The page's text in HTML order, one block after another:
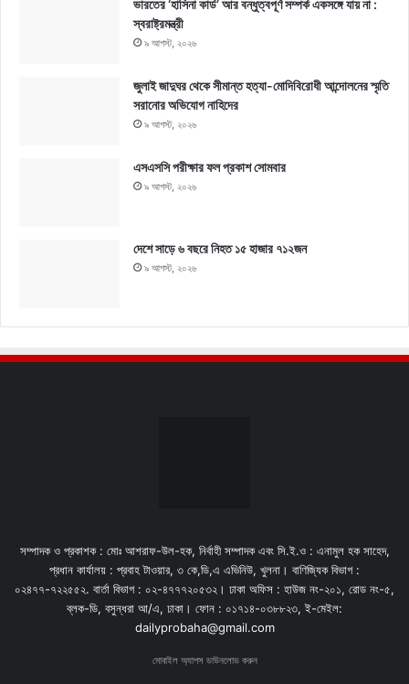
ভারতের ‘হাসিনা কার্ড’ আর বন্ধুত্বপূর্ণ সম্পর্ক একসঙ্গে যায় না :
স্বরাষ্ট্রমন্ত্রী
৯ আগস্ট, ২০২৬
জুলাই জাদুঘর থেকে সীমান্ত হত্যা-মোদিবিরোধী আন্দোলনের স্মৃতি
সরানোর অভিযোগ নাহিদের
৯ আগস্ট, ২০২৬
এসএসসি পরীক্ষার ফল প্রকাশ সোমবার
৯ আগস্ট, ২০২৬
দেশে সাড়ে ৬ বছরে নিহত ১৫ হাজার ৭১২জন
৯ আগস্ট, ২০২৬
সম্পাদক ও প্রকাশক : মোঃ আশরাফ-উল-হক, নির্বাহী সম্পাদক এবং সি.ই.ও : এনামুল হক সাহেদ,
প্রধান কার্যালয় : প্রবাহ টাওয়ার, ৩ কে,ডি,এ এভিনিউ, খুলনা। বাণিজ্যিক বিভাগ :
০২৪৭৭-৭২২৫৫২. বার্তা বিভাগ : ০২-৪৭৭৭২০৫৩২। ঢাকা অফিস : হাউজ নং-২০১, রোড নং-৫,
ব্লক-ডি, বসুন্ধরা আ/এ, ঢাকা। ফোন : ০১৭১৪-০৩৮৮২৩, ই-মেইল:
dailyprobaha@gmail.com
মোবাইল অ্যাপস ডাউনলোড করুন